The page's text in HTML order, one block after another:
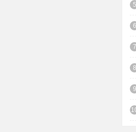
5
6
7
8
9